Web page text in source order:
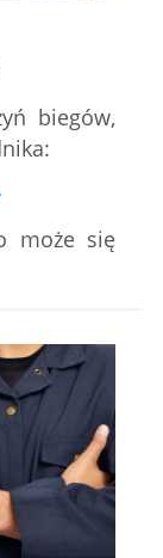
biegów,
może się